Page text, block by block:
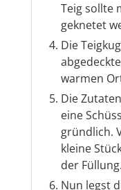
Teig sollte
geknetet
Die
warmen
Die
eine
gründlich.
kleine
der Füllung.
Nun legst